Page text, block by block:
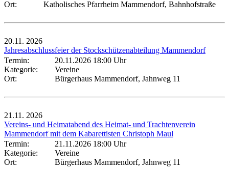
Ort: Katholisches Pfarrheim Mammendorf, Bahnhofstraße
20.11. 2026
Jahresabschlussfeier der Stockschützenabteilung Mammendorf
Termin:
20.11.2026 18:00 Uhr
Kategorie:
Vereine
Ort:
Bürgerhaus Mammendorf, Jahnweg 11
21.11. 2026
Vereins- und Heimatabend des Heimat- und Trachtenverein
Mammendorf mit dem Kabarettisten Christoph Maul
Termin:
21.11.2026 18:00 Uhr
Kategorie:
Vereine
Ort:
Bürgerhaus Mammendorf, Jahnweg 11